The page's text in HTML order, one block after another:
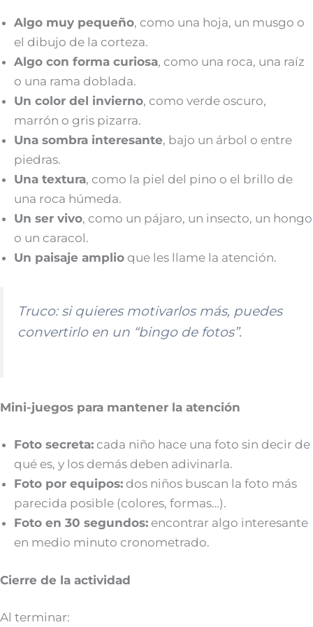
Algo muy pequeño, como una hoja, un musgo o
el dibujo de la corteza.
Algo con forma curiosa, como una roca, una raíz
o una rama doblada.
Un color del invierno, como verde oscuro,
marrón o gris pizarra.
Una sombra interesante, bajo un árbol o entre
piedras.
Una textura, como la piel del pino o el brillo de
una roca húmeda.
Un ser vivo, como un pájaro, un insecto, un hongo
o un caracol.
Un paisaje amplio que les llame la atención.
Truco: si quieres motivarlos más, puedes
convertirlo en un “bingo de fotos”.
Mini-juegos para mantener la atención
Foto secreta: cada niño hace una foto sin decir de
qué es, y los demás deben adivinarla.
Foto por equipos: dos niños buscan la foto más
parecida posible (colores, formas…).
Foto en 30 segundos: encontrar algo interesante
en medio minuto cronometrado.
Cierre de la actividad
Al terminar: